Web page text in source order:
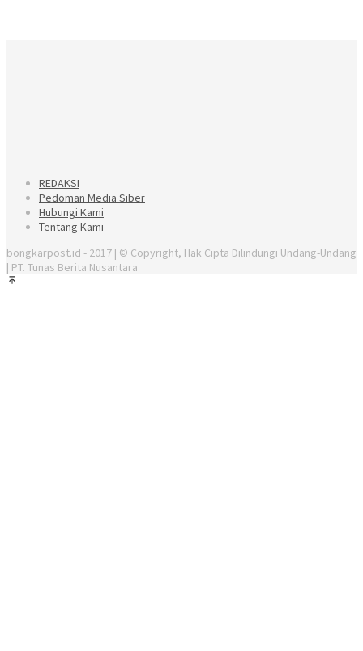
REDAKSI
Pedoman Media Siber
Hubungi Kami
Tentang Kami
bongkarpost.id - 2017 | © Copyright, Hak Cipta Dilindungi Undang-Undang
| PT. Tunas Berita Nusantara